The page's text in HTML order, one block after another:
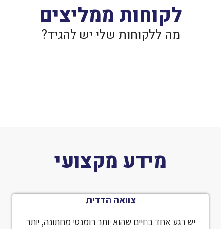
לקוחות ממליצים
מה ללקוחות שלי יש להגיד?
מידע מקצועי
צוואה הדדית
יש רגע אחד בחיים שהוא יותר רומנטי מחתונה, יותר